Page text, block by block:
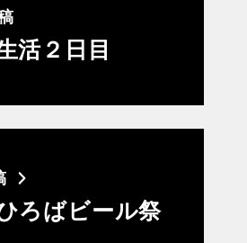
活２日目
ろばビール祭